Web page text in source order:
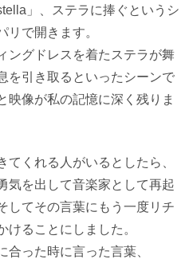
」、ステラに捧ぐというシ
リで開きます。
グドレスを着たステラが舞
を引き取るといったシーンで
映像が私の記憶に深く残りま
くれる人がいるとしたら、
気を出して音楽家として再起
してその言葉にもう一度リチ
けることにしました。
った時に言った言葉、